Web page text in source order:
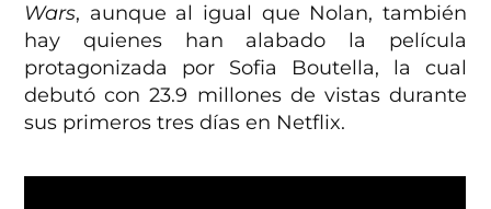
Wars, aunque al igual que Nolan, también
hay quienes han alabado la película
protagonizada por Sofia Boutella, la cual
debutó con 23.9 millones de vistas durante
sus primeros tres días en Netflix.